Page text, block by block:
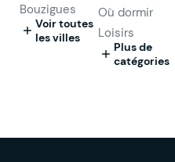
Bouzigues
Voir toutes
les villes
Où dormir
Loisirs
Plus de
catégories